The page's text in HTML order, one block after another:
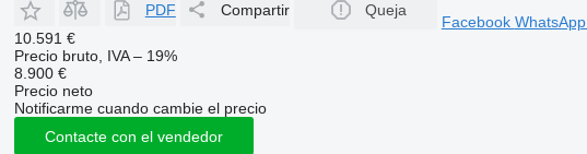
PDF
Compartir Queja
Facebook WhatsApp
10.591 €
Precio bruto, IVA – 19%
8.900 €
Precio neto
Notificarme cuando cambie el precio
Contacte con el vendedor